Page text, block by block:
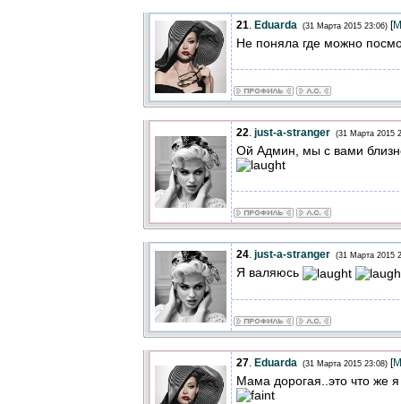
21. Eduarda (31 Марта 2015 23:06) [
Не поняла где можно
22. just-a-stranger (31 Марта 2015
Ой Админ, мы с вами
24. just-a-stranger (31 Марта 2015
Я валяюсь
27. Eduarda (31 Марта 2015 23:08) [
Мама дорогая..это что же